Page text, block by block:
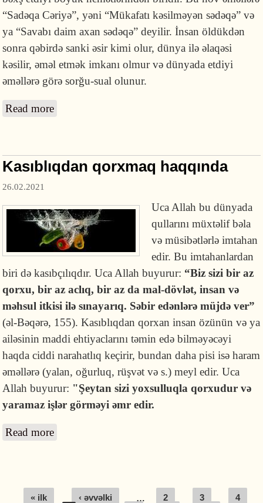
“Sadəqa Cəriyə”, yəni “Mükafatı kəsilməyən sədəqə” və
ya “Savabı daim axan sədəqə” deyilir. İnsan öldükdən
sonra qəbirdə sanki əsir kimi olur, dünya ilə əlaqəsi
kəsilir, əməl etmək imkanı olmur və dünyada etdiyi
əməllərə görə sorğu-sual olunur.
Read more
Kasıblıqdan qorxmaq haqqında
26.02.2021
Uca Allah bu dünyada
qullarını müxtəlif bəla
və müsibətlərlə imtahan
edir. Bu imtahanlardan
biri də kasıbçılıqdır. Uca Allah buyurur: “Biz sizi bir az
qorxu, bir az aclıq, bir az da mal-dövlət, insan və
məhsul itkisi ilə sınayarıq. Səbir edənlərə müjdə ver”
(əl-Bəqərə, 155). Kasıblıqdan qorxan insan özünün və ya
ailəsinin maddi ehtiyaclarını təmin edə bilməyəcəyi
haqda ciddi narahatlıq keçirir, bundan daha pisi isə haram
əməllərə (yalan, oğurluq, rüşvət və s.) meyl edir. Uca
Allah buyurur: "Şeytan sizi yoxsulluqla qorxudur və
yaramaz işlər görməyi əmr edir.
Read more
Pages
« ilk ‹ əvvəlki 2 3 4